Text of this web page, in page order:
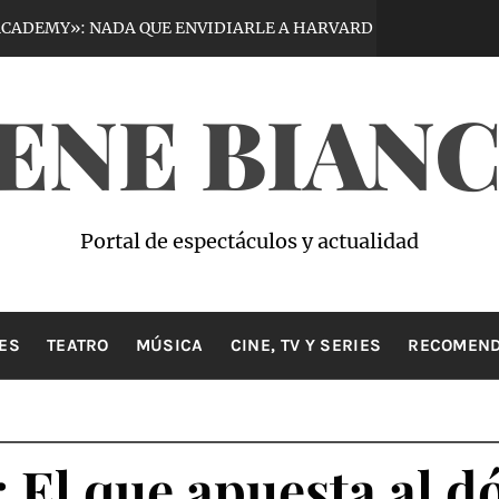
NADA QUE ENVIDIARLE A HARVARD 4 días hace
Portal de espectáculos y actualidad
TEATRO MÚSICA CINE, TV Y SERIES